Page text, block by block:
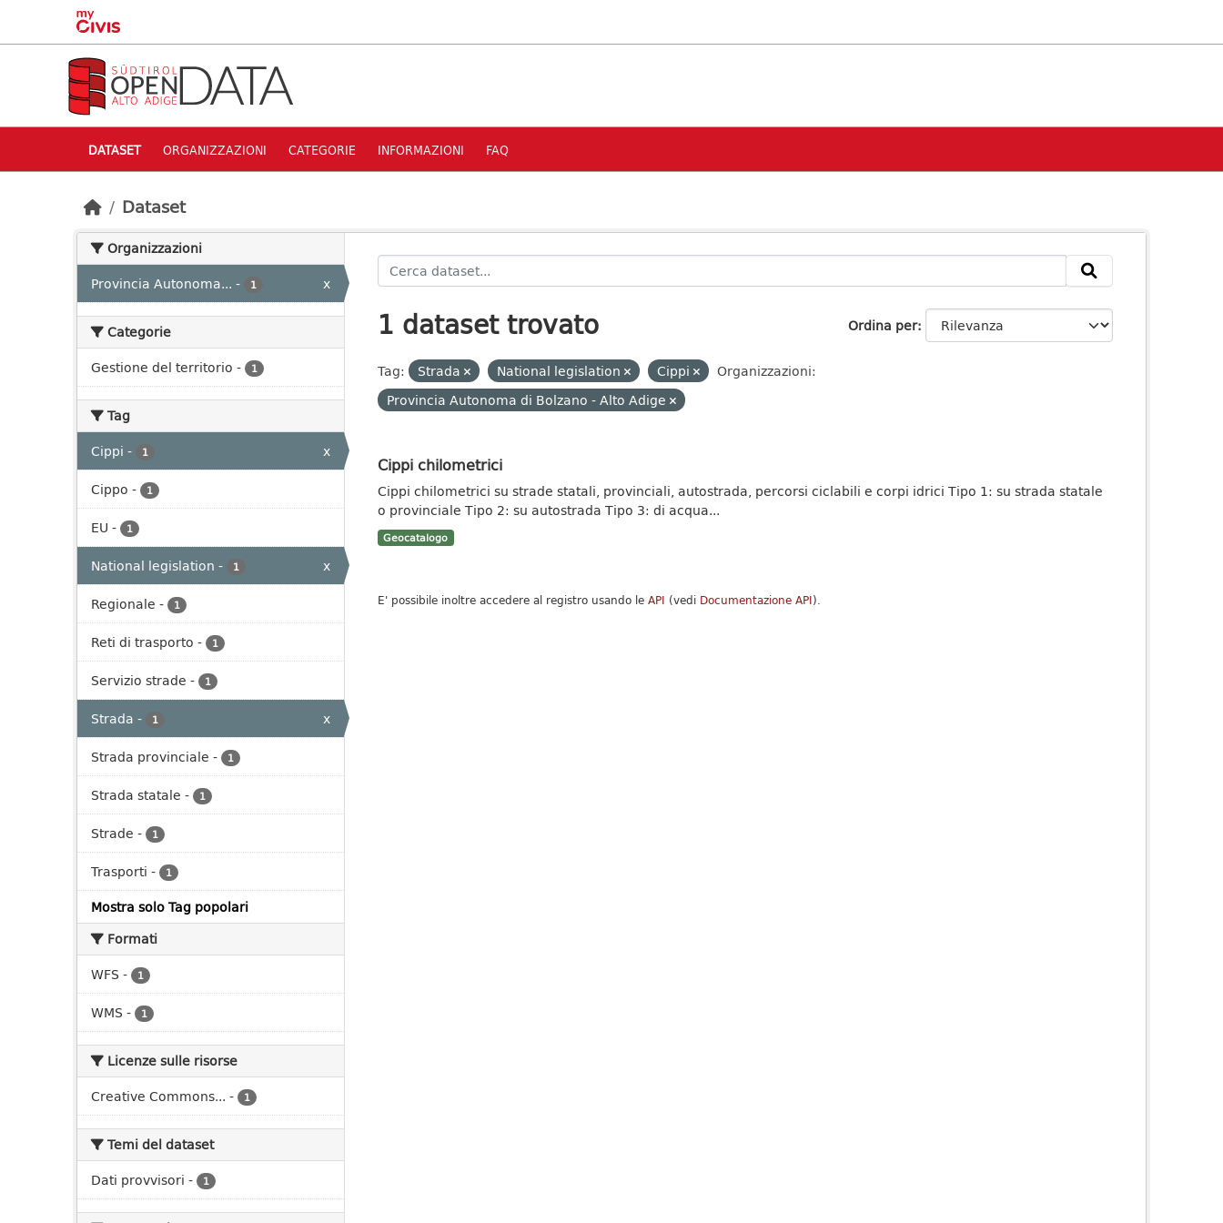
Skip to main content
DATASET ORGANIZZAZIONI CATEGORIE INFORMAZIONI FAQ
Dataset
Organizzazioni
Provincia Autonoma... - 1 x
Categorie
Gestione del territorio - 1
Tag
Cippi - 1
x
Cippo - 1
EU - 1
National legislation - 1
x
Regionale - 1
Reti di trasporto - 1
Servizio strade - 1
Strada - 1
x
Strada provinciale - 1
Strada statale - 1
Strade - 1
Trasporti - 1
Mostra solo Tag popolari
Formati
WFS - 1
WMS - 1
Licenze sulle risorse
Creative Commons... - 1
Temi del dataset
Dati provvisori - 1
Ordina per
1 dataset trovato
Tag: Strada National legislation Cippi
Organizzazioni:
Provincia Autonoma di Bolzano - Alto Adige
Cippi chilometrici
Cippi chilometrici su strade statali, provinciali, autostrada, percorsi ciclabili e corpi idrici Tipo 1: su strada statale
o provinciale Tipo 2: su autostrada Tipo 3: di acqua...
Geocatalogo
E' possibile inoltre accedere al registro usando le API (vedi Documentazione API).